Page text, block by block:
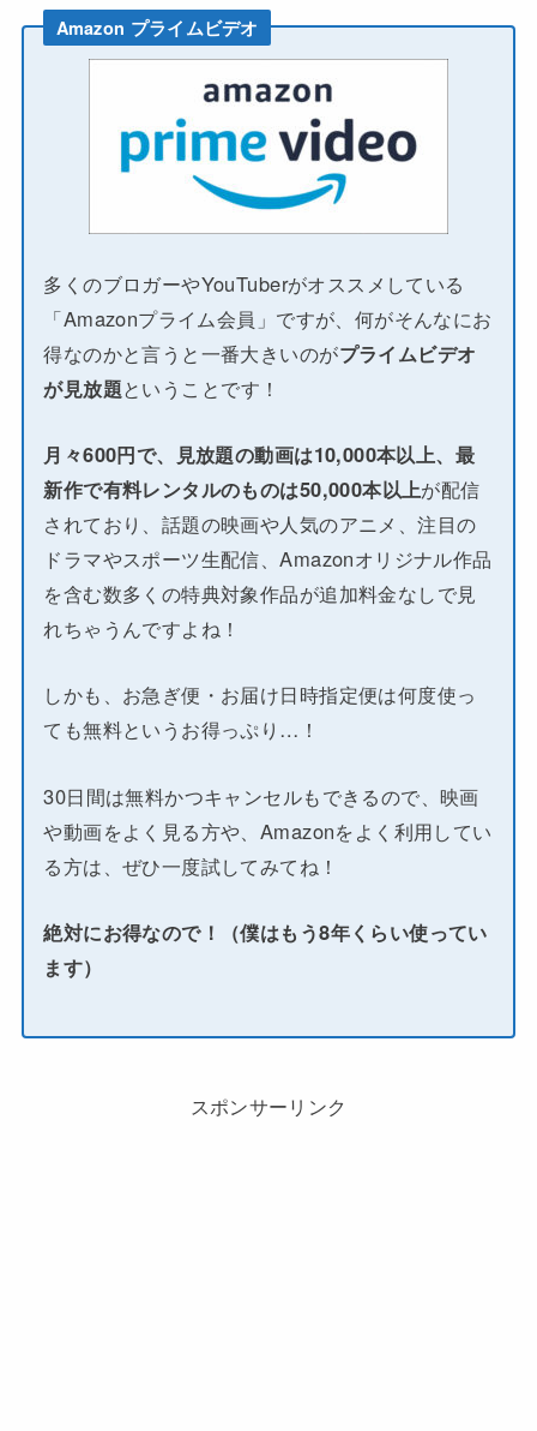
Amazon プライムビデオ
多くのブロガーやYouTuberがオススメしている
「Amazonプライム会員」ですが、何がそんなにお
得なのかと言うと一番大きいのがプライムビデオ
が見放題ということです！
月々600円で、見放題の動画は10,000本以上、最
新作で有料レンタルのものは50,000本以上が配信
されており、話題の映画や人気のアニメ、注目の
ドラマやスポーツ生配信、Amazonオリジナル作品
を含む数多くの特典対象作品が追加料金なしで見
れちゃうんですよね！
しかも、お急ぎ便・お届け日時指定便は何度使っ
ても無料というお得っぷり…！
30日間は無料かつキャンセルもできるので、映画
や動画をよく見る方や、Amazonをよく利用してい
る方は、ぜひ一度試してみてね！
絶対にお得なので！（僕はもう8年くらい使ってい
ます）
スポンサーリンク